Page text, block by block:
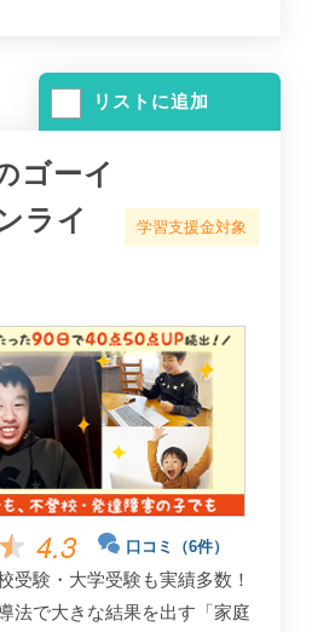
リストに追加
ゴーイ
ライ
学習支援金対象
4.3 口コミ（6件）
受験・大学受験も実績多数！
法で大きな結果を出す「家庭